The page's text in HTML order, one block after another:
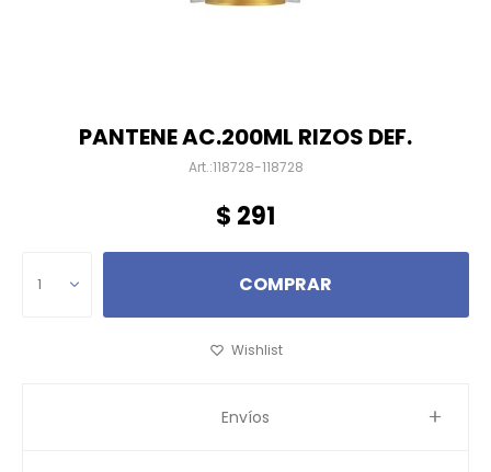
PANTENE AC.200ML RIZOS DEF.
118728-118728
$ 291
1 COMPRAR
Envíos